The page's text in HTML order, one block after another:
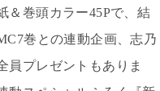
＆巻頭カラー45Pで、結
巻との連動企画、志乃
員プレゼントもありま